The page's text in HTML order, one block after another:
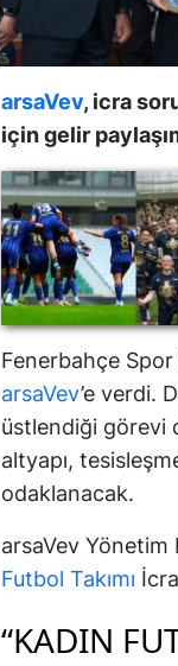
arsaVev, icra
için gelir
Fenerbahçe Spor
arsaVev’e verdi.
üstlendiği görevi
altyapı,
odaklanacak.
arsaVev Yönetim
Futbol Takımı
“KADIN